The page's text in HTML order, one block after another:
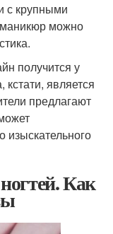
с крупными
можно
получится у
является
предлагают
изыскательного
Как